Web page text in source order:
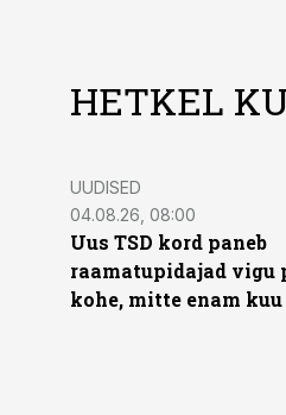
HETKEL
UUDISED
04.08.26, 08:00
Uus TSD kord paneb
raamatupidajad vigu
kohe, mitte enam